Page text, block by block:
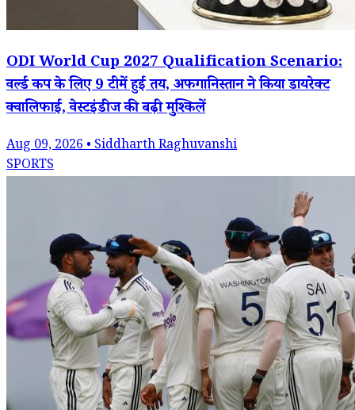
ODI World Cup 2027 Qualification Scenario:
वर्ल्ड कप के लिए 9 टीमें हुईं तय, अफगानिस्तान ने किया डायरेक्ट
क्वालिफाई, वेस्टइंडीज की बढ़ी मुश्किलें
Aug 09, 2026 • Siddharth Raghuvanshi
SPORTS